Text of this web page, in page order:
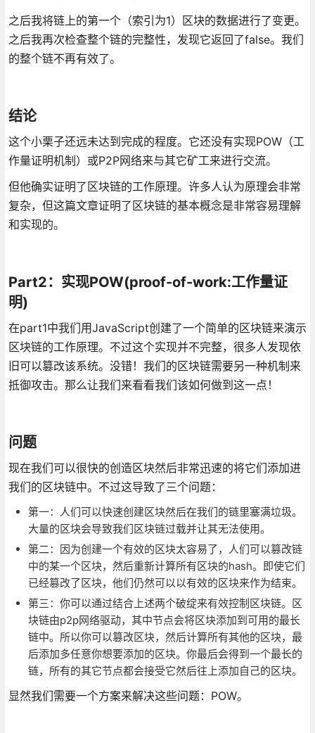
之后我将链上的第一个（索引为1）区块的数据进行了变更。
之后我再次检查整个链的完整性，发现它返回了false。我们
的整个链不再有效了。
结论
这个小栗子还远未达到完成的程度。它还没有实现POW（工
作量证明机制）或P2P网络来与其它矿工来进行交流。
但他确实证明了区块链的工作原理。许多人认为原理会非常
复杂，但这篇文章证明了区块链的基本概念是非常容易理解
和实现的。
Part2：实现POW(proof-of-work:工作量证
明)
在part1中我们用JavaScript创建了一个简单的区块链来演示
区块链的工作原理。不过这个实现并不完整，很多人发现依
旧可以篡改该系统。没错！我们的区块链需要另一种机制来
抵御攻击。那么让我们来看看我们该如何做到这一点！
问题
现在我们可以很快的创造区块然后非常迅速的将它们添加进
我们的区块链中。不过这导致了三个问题：
第一：人们可以快速创建区块然后在我们的链里塞满垃圾。
大量的区块会导致我们区块链过载并让其无法使用。
第二：因为创建一个有效的区块太容易了，人们可以篡改链
中的某一个区块，然后重新计算所有区块的hash。即使它们
已经篡改了区块，他们仍然可以以有效的区块来作为结束。
第三：你可以通过结合上述两个破绽来有效控制区块链。区
块链由p2p网络驱动，其中节点会将区块添加到可用的最长
链中。所以你可以篡改区块，然后计算所有其他的区块，最
后添加多任意你想要添加的区块。你最后会得到一个最长的
链，所有的其它节点都会接受它然后往上添加自己的区块。
显然我们需要一个方案来解决这些问题：POW。